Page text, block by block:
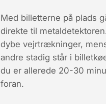
Med billetterne på plads
direkte til
dybe vejrtrækninger,
andre stadig står i
du er allerede 20-30
foran.